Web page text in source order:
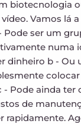
biotecnologia
Vamos lá
Pode ser um
numa
dinheiro b - Ou
Pode ainda ter
de
rapidamente.